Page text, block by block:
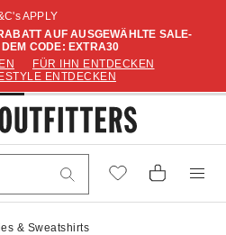
APPLY
AUF AUSGEWÄHLTE SALE-
CODE: EXTRA30
FÜR IHN ENTDECKEN
ENTDECKEN
& Sweatshirts